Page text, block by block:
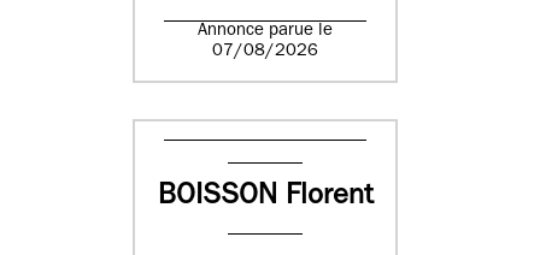
Annonce parue le
07/08/2026
BOISSON Florent